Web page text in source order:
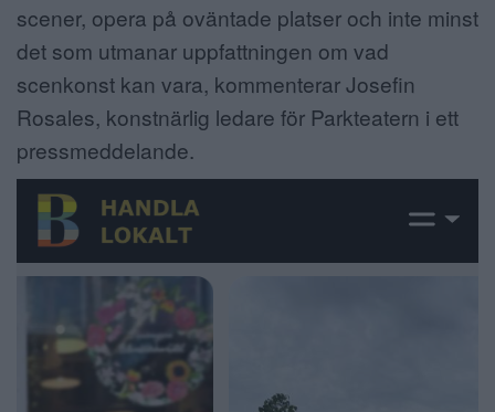
scener, opera på oväntade platser och inte minst
det som utmanar uppfattningen om vad
scenkonst kan vara, kommenterar Josefin
Rosales, konstnärlig ledare för Parkteatern i ett
pressmeddelande.